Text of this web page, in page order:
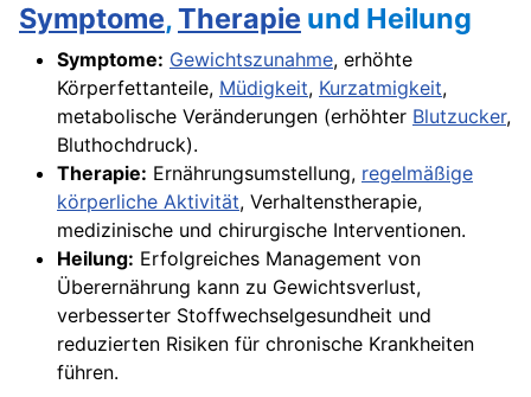
Symptome,Therapie und Heilung
Symptome: Gewichtszunahme, erhöhte
Körperfettanteile, Müdigkeit, Kurzatmigkeit,
metabolische Veränderungen (erhöhter Blutzucker,
Bluthochdruck).
Therapie: Ernährungsumstellung, regelmäßige
körperliche Aktivität, Verhaltenstherapie,
medizinische und chirurgische Interventionen.
Heilung: Erfolgreiches Management von
Überernährung kann zu Gewichtsverlust,
verbesserter Stoffwechselgesundheit und
reduzierten Risiken für chronische Krankheiten
führen.